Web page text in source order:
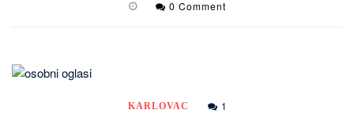
0 Comment
KARLOVAC 1